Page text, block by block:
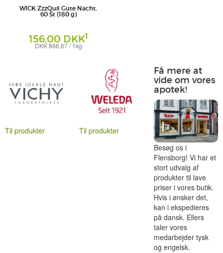
WICK ZzzQuil Gute Nacht,
60 St (180 g)
156,00 DKK1
DKK 866,67 / 1kg
Til produkter Til produkter
Få mere at
vide om vores
apotek!
Besøg os i
Flensborg! Vi har et
stort udvalg af
produkter til lave
priser i vores butik.
Hvis i ønsker det,
kan i ekspedieres
på dansk. Ellers
taler vores
medarbejder tysk
og engelsk.